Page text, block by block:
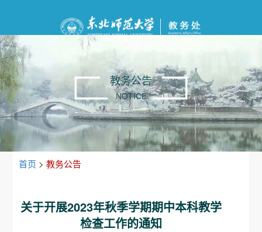
教务公告
NOTICE
首页 > 教务公告
关于开展2023年秋季学期期中本科教学
检查工作的通知